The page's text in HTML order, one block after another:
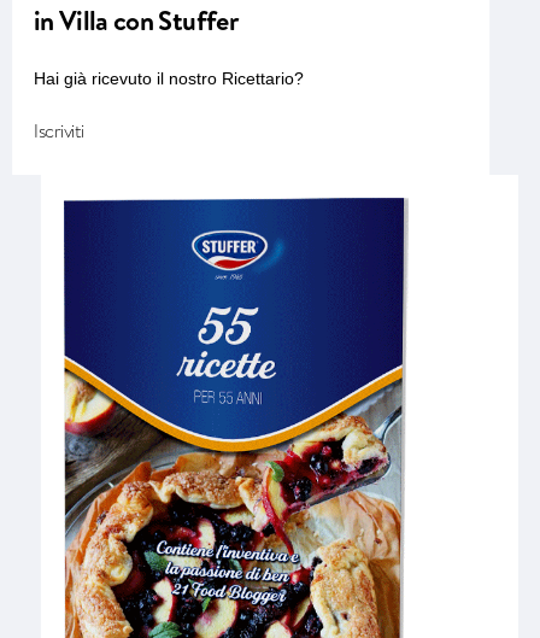
in Villa con Stuffer
Hai già ricevuto il nostro Ricettario?
Iscriviti